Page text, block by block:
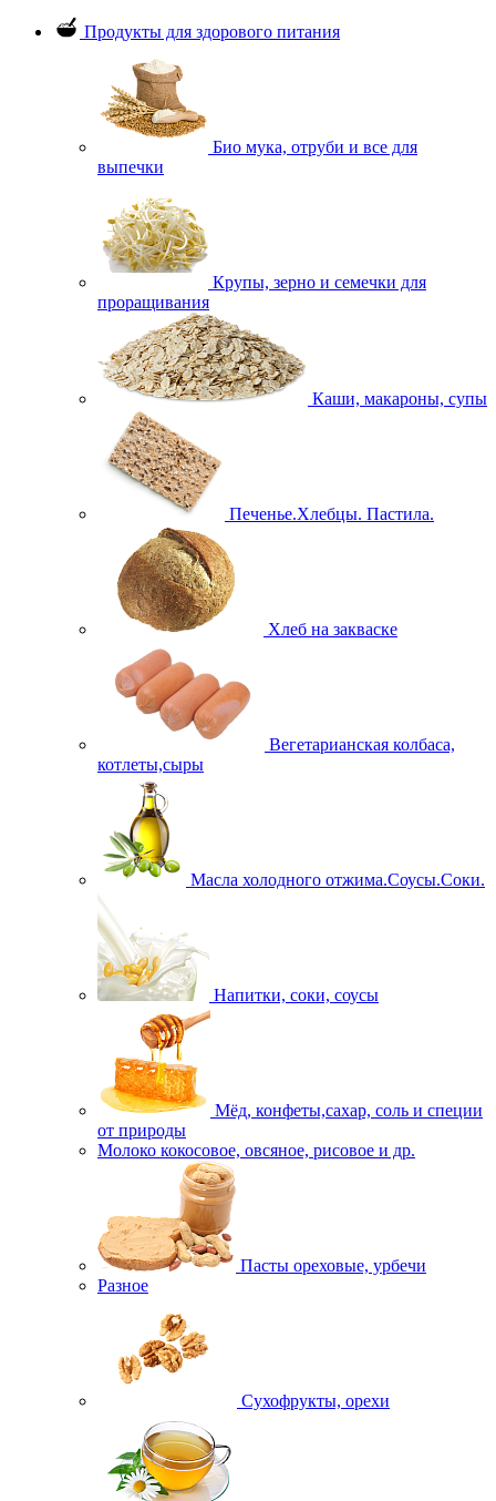
Продукты для здорового питания
Био мука, отруби и все для
выпечки
Крупы, зерно и семечки для
проращивания
Каши, макароны, супы
Печенье.Хлебцы. Пастила.
Хлеб на закваске
Вегетарианская колбаса,
котлеты,сыры
Масла холодного отжима.Соусы.Соки.
Напитки, соки, соусы
Мёд, конфеты,сахар, соль и специи
от природы
Молоко кокосовое, овсяное, рисовое и др.
Пасты ореховые, урбечи
Разное
Сухофрукты, орехи